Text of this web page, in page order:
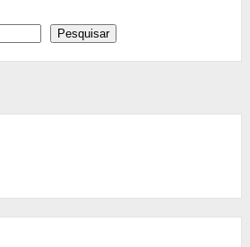
Pesquisar